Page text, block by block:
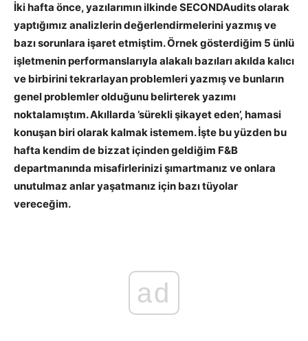
İki hafta önce, yazılarımın ilkinde SECONDAudits olarak
yaptığımız analizlerin değerlendirmelerini yazmış ve
bazı sorunlara işaret etmiştim. Örnek gösterdiğim 5 ünlü
işletmenin performanslarıyla alakalı bazıları akılda kalıcı
ve birbirini tekrarlayan problemleri yazmış ve bunların
genel problemler olduğunu belirterek yazımı
noktalamıştım. Akıllarda ’sürekli şikayet eden’, hamasi
konuşan biri olarak kalmak istemem. İşte bu yüzden bu
hafta kendim de bizzat içinden geldiğim F&B
departmanında misafirlerinizi şımartmanız ve onlara
unutulmaz anlar yaşatmanız için bazı tüyolar
vereceğim.
ad